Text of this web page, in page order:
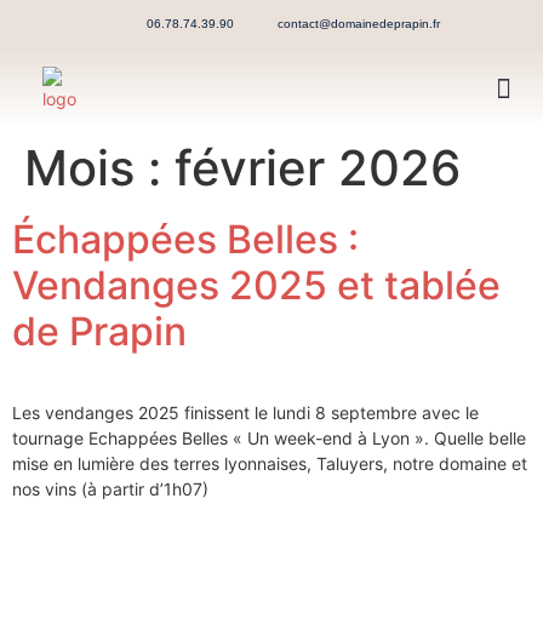
06.78.74.39.90 contact@domainedeprapin.fr
Mois : février 2026
Échappées Belles :
Vendanges 2025 et tablée
de Prapin
Les vendanges 2025 finissent le lundi 8 septembre avec le
tournage Echappées Belles « Un week-end à Lyon ». Quelle belle
mise en lumière des terres lyonnaises, Taluyers, notre domaine et
nos vins (à partir d’1h07)